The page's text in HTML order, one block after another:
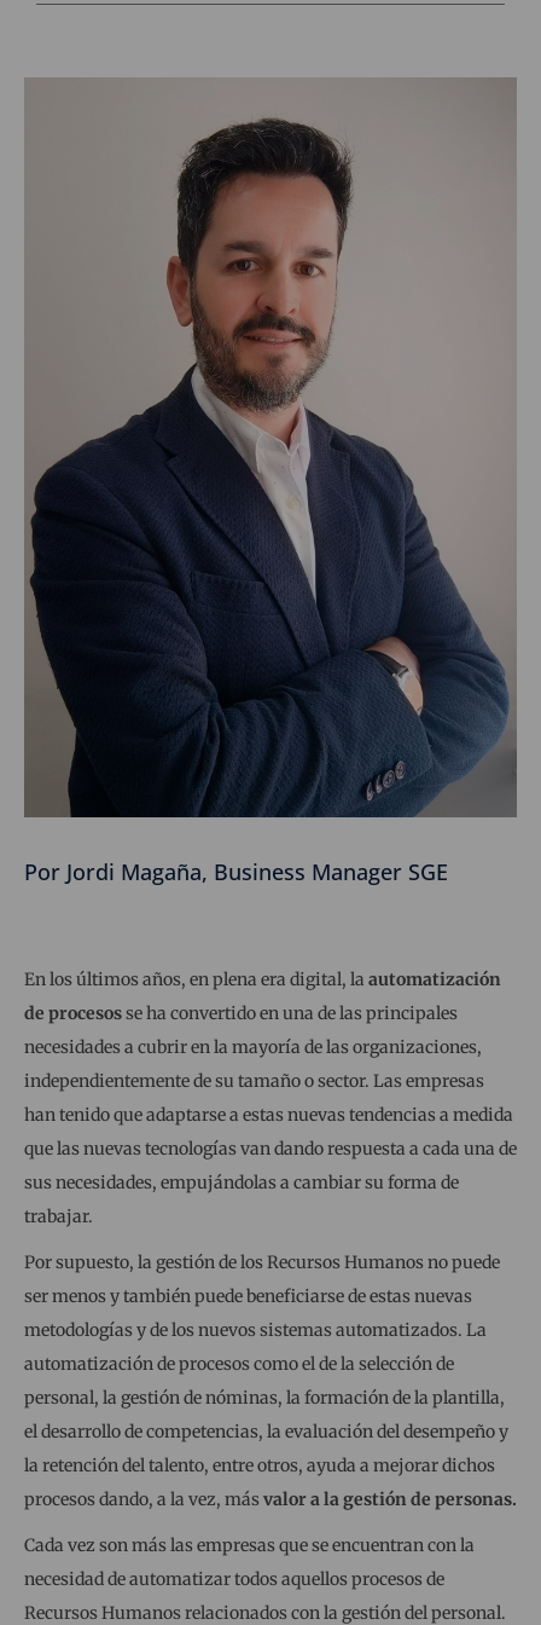
Por Jordi Magaña, Business Manager SGE
En los últimos años, en plena era digital, la automatización
de procesosse ha convertido en una de las principales
necesidades a cubrir en la mayoría de las organizaciones,
independientemente de su tamaño o sector. Las empresas
han tenido que adaptarse a estas nuevas tendencias a medida
que las nuevas tecnologías van dando respuesta a cada una de
sus necesidades, empujándolas a cambiar su forma de
trabajar.
Por supuesto, la gestión de los Recursos Humanos no puede
ser menos y también puede beneficiarse de estas nuevas
metodologías y de los nuevos sistemas automatizados. La
automatización de procesos como el de la selección de
personal, la gestión de nóminas, la formación de la plantilla,
el desarrollo de competencias, la evaluación del desempeño y
la retención del talento, entre otros, ayuda a mejorar dichos
procesos dando, a la vez, más valor a la gestión de personas.
Cada vez son más las empresas que se encuentran con la
necesidad de automatizar todos aquellos procesos de
Recursos Humanos relacionados con la gestión del personal.